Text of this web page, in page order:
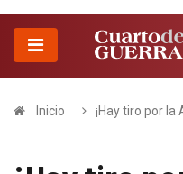
Inicio ¡Hay tiro por la